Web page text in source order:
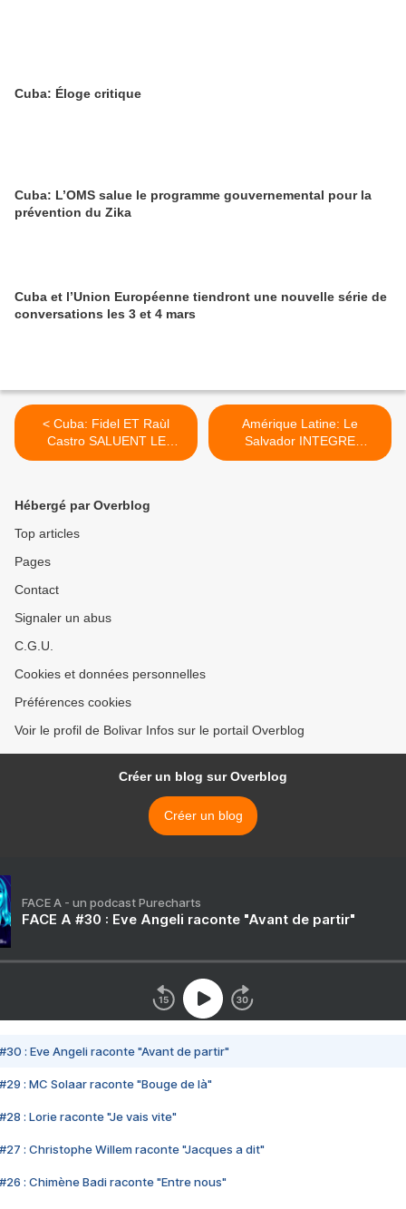
Cuba: Éloge critique
Cuba: L’OMS salue le programme gouvernemental pour la
prévention du Zika
Cuba et l’Union Européenne tiendront une nouvelle série de
conversations les 3 et 4 mars
< Cuba: Fidel ET Raùl
Castro SALUENT LE
NOUVEAU
Amérique Latine: Le
Salvador INTEGRE
Petrocaribe ET L'ALBA
Hébergé par Overblog
Top articles
Pages
Contact
Signaler un abus
C.G.U.
Cookies et données personnelles
Préférences cookies
Voir le profil de Bolivar Infos sur le portail Overblog
Créer un blog sur Overblog
Créer un blog
FACE A - un podcast Purecharts
FACE A #30 : Eve Angeli raconte "Avant de partir"
#30 : Eve Angeli raconte "Avant de partir"
#29 : MC Solaar raconte "Bouge de là"
#28 : Lorie raconte "Je vais vite"
#27 : Christophe Willem raconte "Jacques a dit"
#26 : Chimène Badi raconte "Entre nous"